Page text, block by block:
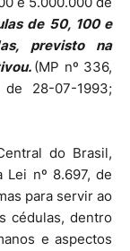
de 50, 100 e
previsto na
(MP nº 336,
28-07-1993;
do Brasil,
Lei nº 8.697, de
para servir ao
cédulas, dentro
e aspectos